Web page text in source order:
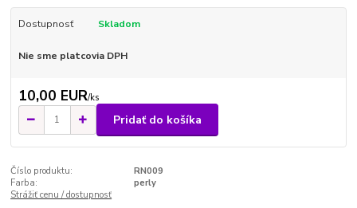
Dostupnosť Skladom
Nie sme platcovia DPH
10,00 EUR/ks
Pridať do košíka
Číslo produktu:
RN009
Farba:
perly
Strážiť cenu / dostupnosť